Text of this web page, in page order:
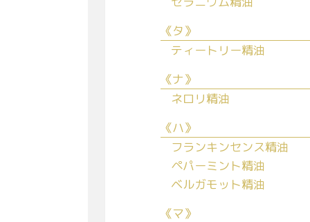
《タ》
ティートリー精油
《ナ》
ネロリ精油
《ハ》
フランキンセンス精油
ペパーミント精油
ベルガモット精油
《マ》